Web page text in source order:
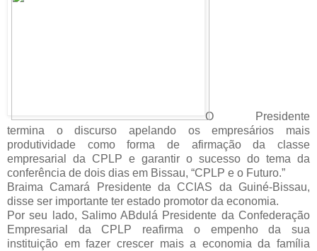
O Presidente
termina o discurso apelando os empresários mais
produtividade como forma de afirmação da classe
empresarial da CPLP e garantir o sucesso do tema da
conferência de dois dias em Bissau, “CPLP e o Futuro.”
Braima Camará Presidente da CCIAS da Guiné-Bissau,
disse ser importante ter estado promotor da economia.
Por seu lado, Salimo ABdulá Presidente da Confederação
Empresarial da CPLP reafirma o empenho da sua
instituição em fazer crescer mais a economia da família